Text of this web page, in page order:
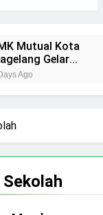
Mutual Kota
Gelar
“Creative
AB Ibnu Solihin
Ago
13 Tahun
AB Ibnu Solihin
Level Up School
Panduan
Membangun
Daya Saing
di Era Digital
Ago
Tahun Menjaga
Kecil: Kisah
AB Ibnu Solihin
Lima